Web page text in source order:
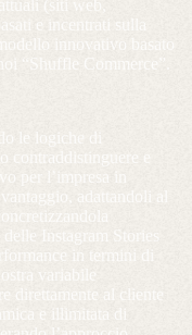
(siti web,
e incentrati sulla
innovativo basato
“Shuffle Commerce”.
le logiche di
contraddistinguere e
per l’impresa in
adattandoli al
Instagram Stories
in termini di
variabile
direttamente al cliente
e illimitata di